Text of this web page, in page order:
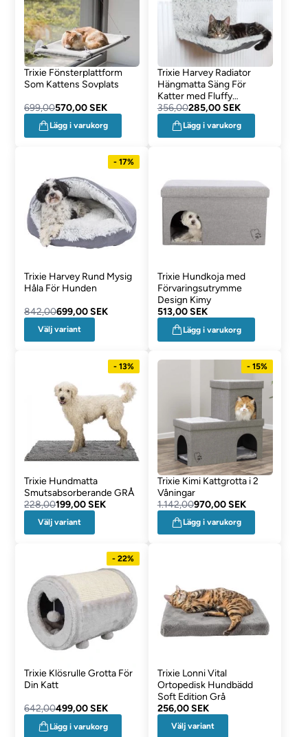
Trixie Fönsterplattform
Som Kattens Sovplats
699,00570,00 SEK
Lägg i varukorg
Trixie Harvey Radiator
Hängmatta Säng För
Katter med Fluffy
Överdrag
356,00285,00 SEK
Lägg i varukorg
- 17%
Trixie Harvey Rund Mysig
Håla För Hunden
842,00699,00 SEK
Välj variant
Trixie Hundkoja med
Förvaringsutrymme
Design Kimy
513,00 SEK
Lägg i varukorg
- 13%
Trixie Hundmatta
Smutsabsorberande GRÅ
228,00199,00 SEK
Välj variant
- 15%
Trixie Kimi Kattgrotta i 2
Våningar
1.142,00970,00 SEK
Lägg i varukorg
- 22%
Trixie Klösrulle Grotta För
Din Katt
642,00499,00 SEK
Lägg i varukorg
Trixie Lonni Vital
Ortopedisk Hundbädd
Soft Edition Grå
256,00 SEK
Välj variant